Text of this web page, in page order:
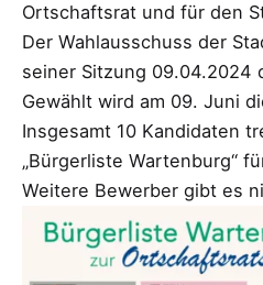
Ortschaftsrat und für den
Der Wahlausschuss der
seiner Sitzung 09.04.2024
Gewählt wird am 09. Juni
Insgesamt 10 Kandidaten
„Bürgerliste Wartenburg“
Weitere Bewerber gibt es